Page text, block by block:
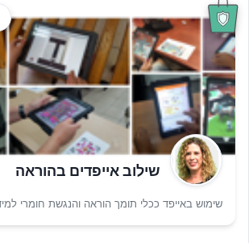
שילוב אייפדים בהוראה
שימוש באייפד ככלי תומך הוראה והנגשת חומרי